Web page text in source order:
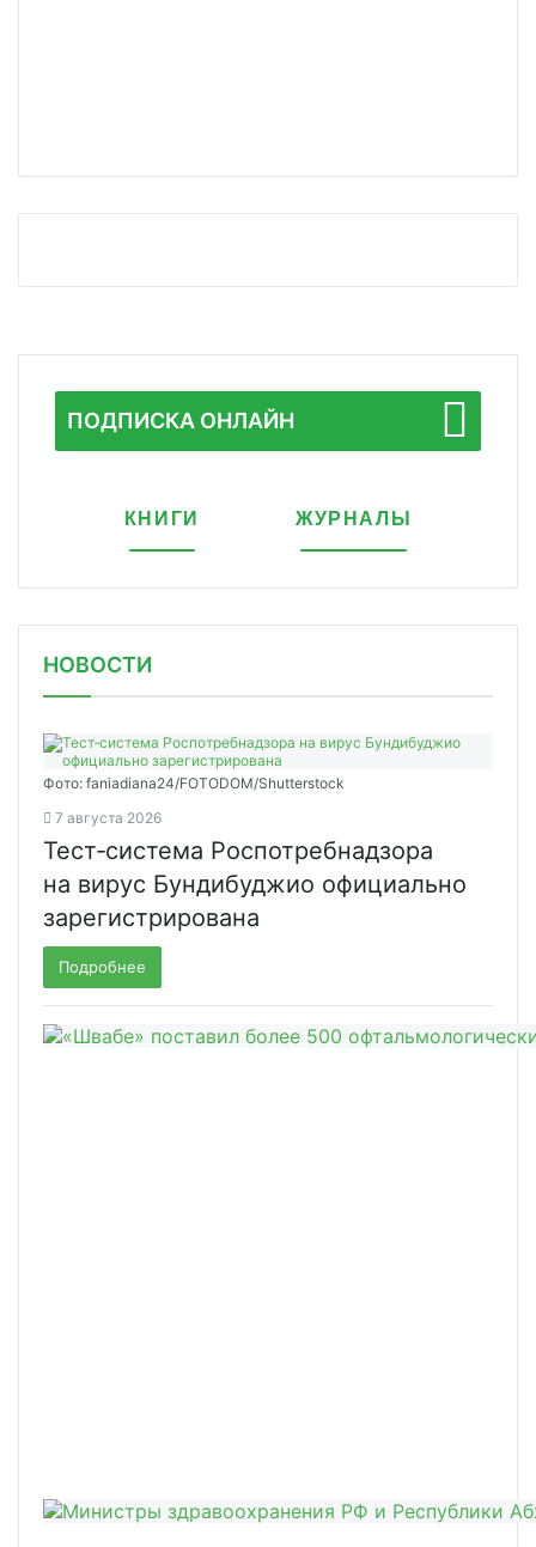
ПОДПИСКА ОНЛАЙН
КНИГИ ЖУРНАЛЫ
НОВОСТИ
Фото: faniadiana24/FOTODOM/Shutterstock
7 августа 2026
Тест‑система Роспотребнадзора
на вирус Бундибуджио официально
зарегистрирована
Подробнее